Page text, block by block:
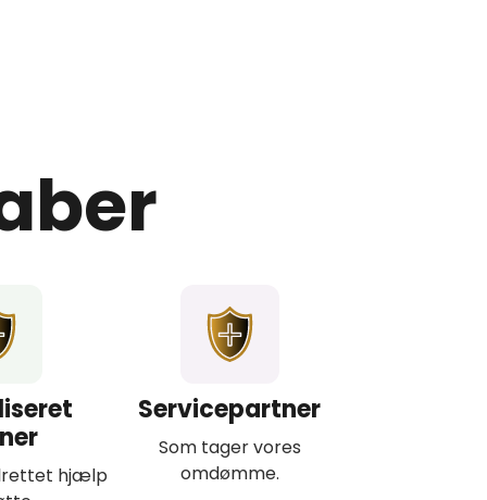
hjælp
Servicepartner
Som tager vores
omdømme.